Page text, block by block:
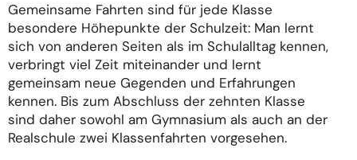
Gemeinsame Fahrten sind für jede Klasse
besondere Höhepunkte der Schulzeit: Man lernt
sich von anderen Seiten als im Schulalltag kennen,
verbringt viel Zeit miteinander und lernt
gemeinsam neue Gegenden und Erfahrungen
kennen. Bis zum Abschluss der zehnten Klasse
sind daher sowohl am Gymnasium als auch an der
Realschule zwei Klassenfahrten vorgesehen.